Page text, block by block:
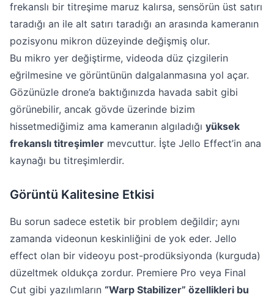
frekanslı bir titreşime maruz kalırsa, sensörün üst satırı
taradığı an ile alt satırı taradığı an arasında kameranın
pozisyonu mikron düzeyinde değişmiş olur.
Bu mikro yer değiştirme, videoda düz çizgilerin
eğrilmesine ve görüntünün dalgalanmasına yol açar.
Gözünüzle drone’a baktığınızda havada sabit gibi
görünebilir, ancak gövde üzerinde bizim
hissetmediğimiz ama kameranın algıladığı yüksek
frekanslı titreşimler mevcuttur. İşte Jello Effect’in ana
kaynağı bu titreşimlerdir.
Görüntü Kalitesine Etkisi
Bu sorun sadece estetik bir problem değildir; aynı
zamanda videonun keskinliğini de yok eder. Jello
effect olan bir videoyu post-prodüksiyonda (kurguda)
düzeltmek oldukça zordur. Premiere Pro veya Final
Cut gibi yazılımların “Warp Stabilizer” özellikleri bu